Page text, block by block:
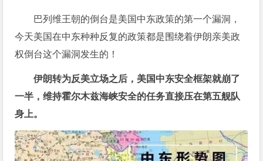
巴列维王朝的倒台是美国中东政策的第一个漏洞，
今天美国在中东种种反复的政策都是围绕着伊朗亲美政
权倒台这个漏洞发生的！
伊朗转为反美立场之后，美国中东安全框架就崩了
一半，维持霍尔木兹海峡安全的任务直接压在第五舰队
身上。